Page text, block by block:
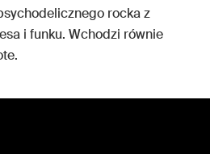
rocka z
i funku. Wchodzi równie